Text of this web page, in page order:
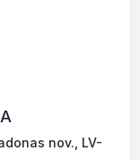
nov., LV-